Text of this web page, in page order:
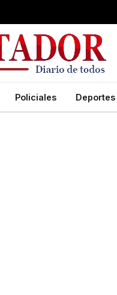
Policiales Deportes